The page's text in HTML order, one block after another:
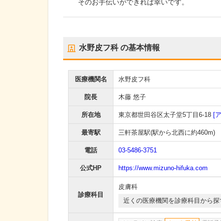
そのお手伝いができれば幸いです。
水野皮フ科の基本情報
医療機関名 水野皮フ科
院長 木藤 悠子
所在地 東京都世田谷区太子堂5丁目6-18 [
最寄駅 三軒茶屋駅(駅から北西に約460m)
電話 03-5486-3751
公式HP https://www.mizuno-hifuka.com
診療科目
皮膚科
近くの医療機関を診療科目から探